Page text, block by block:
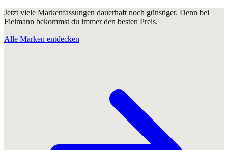
Jetzt viele Markenfassungen dauerhaft noch günstiger. Denn bei
Fielmann bekommst du immer den besten Preis.
Alle Marken entdecken